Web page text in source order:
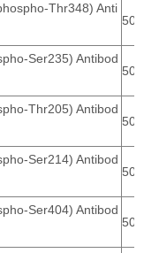
Thr348) Anti
50
Ser235) Antibod
50
Thr205) Antibod
50
Ser214) Antibod
50
Ser404) Antibod
50